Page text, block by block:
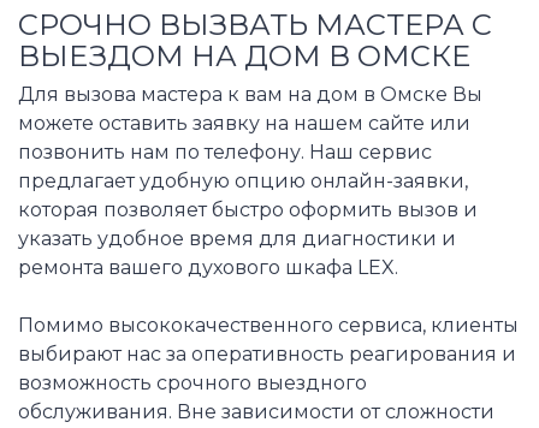
СРОЧНО ВЫЗВАТЬ МАСТЕРА С
ВЫЕЗДОМ НА ДОМ В ОМСКЕ
Для вызова мастера к вам на дом в Омске Вы
можете оставить заявку на нашем сайте или
позвонить нам по телефону. Наш сервис
предлагает удобную опцию онлайн-заявки,
которая позволяет быстро оформить вызов и
указать удобное время для диагностики и
ремонта вашего духового шкафа LEX.
Помимо высококачественного сервиса, клиенты
выбирают нас за оперативность реагирования и
возможность срочного выездного
обслуживания. Вне зависимости от сложности